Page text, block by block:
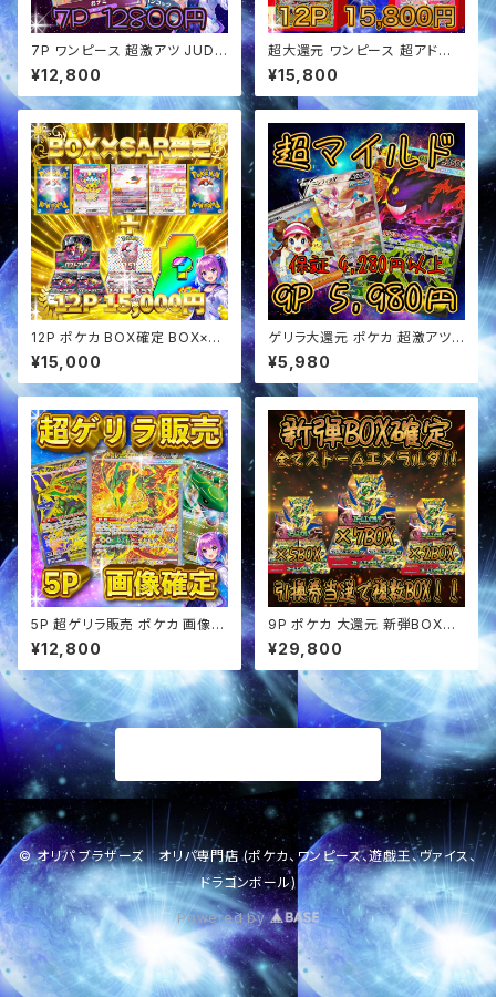
7P ワンピース 超激アツ JUDG
Eプロモ確定 オリパ
¥12,800
超大還元 ワンピース 超アド確
定福袋 オリパ
¥15,800
12P ポケカ BOX確定 BOX×SA
Rセットオリパ
¥15,000
ゲリラ大還元 ポケカ 超激アツ
超マイルド オリパ
¥5,980
5P 超ゲリラ販売 ポケカ 画像確
定 オリパ
¥12,800
9P ポケカ 大還元 新弾BOX確
定 オリパ
¥29,800
© オリパ ブラザーズ オリパ専門店 (ポケカ、ワンピース、遊戯王、ヴァイス、
ドラゴンボール)
Powered by